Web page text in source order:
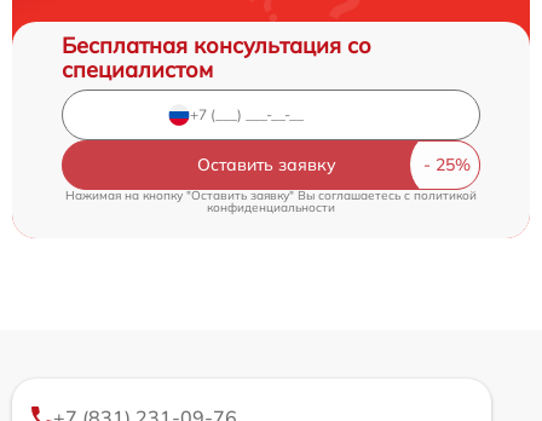
Бесплатная консультация со
специалистом
Оставить заявку
Нажимая на кнопку "Оставить заявку" Вы соглашаетесь cполитикой
конфиденциальности